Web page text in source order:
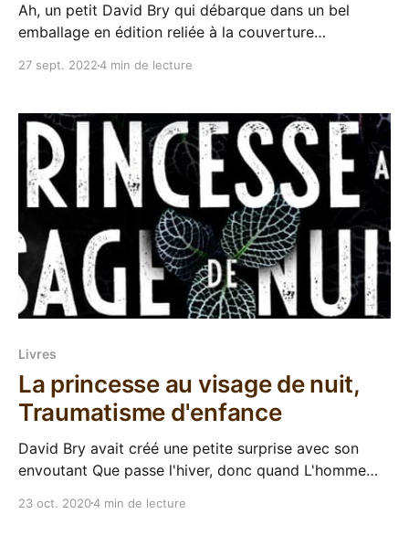
Ah, un petit David Bry qui débarque dans un bel
emballage en édition reliée à la couverture
des géants (#ComitePourLesHardbacksVF). Bon, j'ai
y'a 4 mois le bouquin,
27 sept. 20224 min de lecture
Livres
La princesse au visage de nuit,
Traumatisme d'enfance
David Bry avait créé une petite surprise avec son
envoutant Que passe l'hiver, donc quand L'homme
son dernier roman j'ai accepté sans savoir de quoi ça
23 oct. 20204 min de lecture